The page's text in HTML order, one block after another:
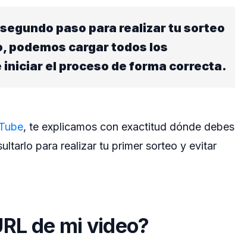
paso para realizar tu sorteo
podemos cargar todos los
el proceso de forma correcta.
, te explicamos con exactitud dónde debes
para realizar tu primer sorteo y evitar
de mi video?